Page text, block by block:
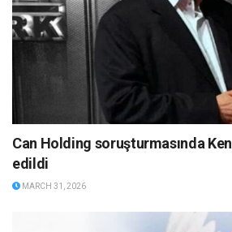
Can Holding soruşturmasında
edildi
MARCH 31, 2026